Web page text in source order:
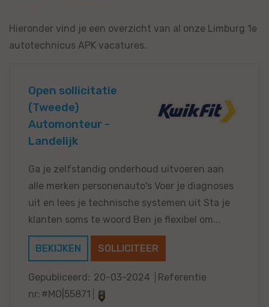
Hieronder vind je een overzicht van al onze Limburg 1e
autotechnicus APK vacatures.
Open sollicitatie
(Tweede)
Automonteur -
Landelijk
Ga je zelfstandig onderhoud uitvoeren aan
alle merken personenauto's Voer je diagnoses
uit en lees je technische systemen uit Sta je
klanten soms te woord Ben je flexibel om...
BEKIJKEN SOLLICITEER
Gepubliceerd: 20-03-2024
Referentie
nr: #MO|55871